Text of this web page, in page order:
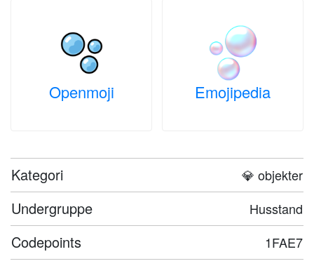
Openmoji Emojipedia
Kategori 💎 objekter
Undergruppe Husstand
Codepoints 1FAE7